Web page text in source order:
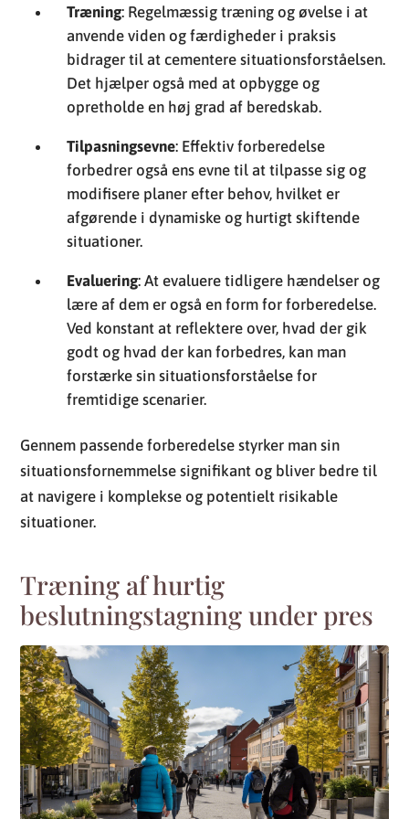
Træning: Regelmæssig træning og øvelse i at
anvende viden og færdigheder i praksis
bidrager til at cementere situationsforståelsen.
Det hjælper også med at opbygge og
opretholde en høj grad af beredskab.
Tilpasningsevne: Effektiv forberedelse
forbedrer også ens evne til at tilpasse sig og
modifisere planer efter behov, hvilket er
afgørende i dynamiske og hurtigt skiftende
situationer.
Evaluering: At evaluere tidligere hændelser og
lære af dem er også en form for forberedelse.
Ved konstant at reflektere over, hvad der gik
godt og hvad der kan forbedres, kan man
forstærke sin situationsforståelse for
fremtidige scenarier.
Gennem passende forberedelse styrker man sin
situationsfornemmelse signifikant og bliver bedre til
at navigere i komplekse og potentielt risikable
situationer.
Træning af hurtig
beslutningstagning under pres